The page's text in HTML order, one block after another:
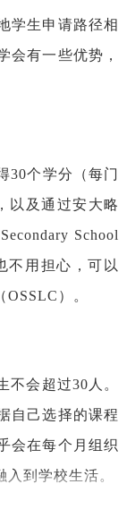
学生申请路径相
会有一些优势，
30个学分（每门
以及通过安大略
School
不用担心，可以
OSSLC）。
不会超过30人。
自己选择的课程
会在每个月组织
到学校生活。